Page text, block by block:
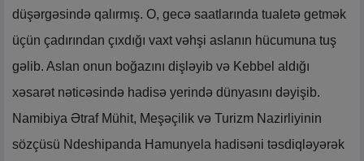
düşərgəsində qalırmış. O, gecə saatlarında tualetə getmək
üçün çadırından çıxdığı vaxt vəhşi aslanın hücumuna tuş
gəlib. Aslan onun boğazını dişləyib və Kebbel aldığı
xəsarət nəticəsində hadisə yerində dünyasını dəyişib.
Namibiya Ətraf Mühit, Meşəçilik və Turizm Nazirliyinin
sözçüsü Ndeshipanda Hamunyela hadisəni təsdiqləyərək